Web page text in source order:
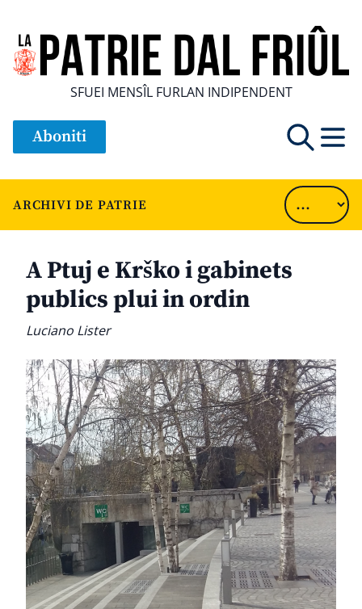
SFUEI MENSÎL FURLAN INDIPENDENT
Aboniti
ARCHIVI DE PATRIE
A Ptuj e Krško i gabinets
publics plui in ordin
Luciano Lister